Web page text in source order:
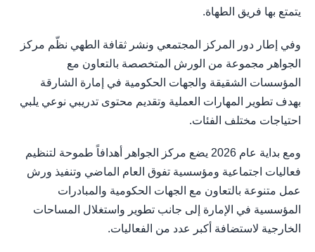
يتمتع بها فريق الطهاة.
وفي إطار دور المركز المجتمعي ونشر ثقافة الطهي نظّم مركز
الجواهر مجموعة من الورش المتخصصة بالتعاون مع
المؤسسات الشقيقة والجهات الحكومية في إمارة الشارقة
بهدف تطوير المهارات العملية وتقديم محتوى تدريبي نوعي يلبي
احتياجات مختلف الفئات.
ومع بداية عام 2026 يضع مركز الجواهر أهدافاً طموحة لتنظيم
فعاليات اجتماعية ومؤسسية تفوق العام الماضي وتنفيذ ورش
عمل متنوعة بالتعاون مع الجهات الحكومية والمبادرات
المؤسسية في الإمارة إلى جانب تطوير واستغلال المساحات
الخارجية لاستضافة أكبر عدد من الفعاليات.